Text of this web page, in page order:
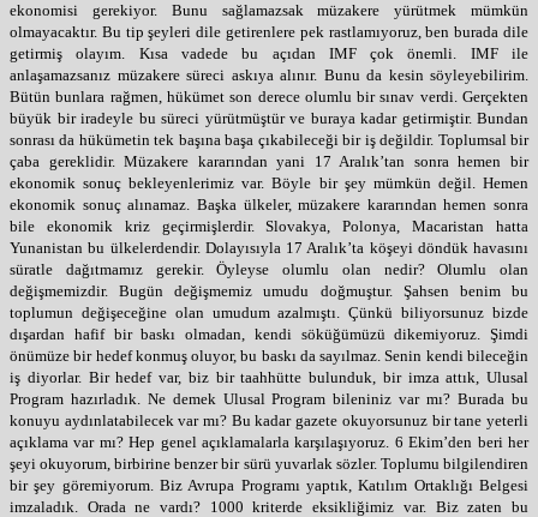
ekonomisi gerekiyor. Bunu sağlamazsak müzakere yürütmek mümkün
olmayacaktır. Bu tip şeyleri dile getirenlere pek rastlamıyoruz, ben burada dile
getirmiş olayım. Kısa vadede bu açıdan IMF çok önemli. IMF ile
anlaşamazsanız müzakere süreci askıya alınır. Bunu da kesin söyleyebilirim.
Bütün bunlara rağmen, hükümet son derece olumlu bir sınav verdi. Gerçekten
büyük bir iradeyle bu süreci yürütmüştür ve buraya kadar getirmiştir. Bundan
sonrası da hükümetin tek başına başa çıkabileceği bir iş değildir. Toplumsal bir
çaba gereklidir. Müzakere kararından yani 17 Aralık’tan sonra hemen bir
ekonomik sonuç bekleyenlerimiz var. Böyle bir şey mümkün değil. Hemen
ekonomik sonuç alınamaz. Başka ülkeler, müzakere kararından hemen sonra
bile ekonomik kriz geçirmişlerdir. Slovakya, Polonya, Macaristan hatta
Yunanistan bu ülkelerdendir. Dolayısıyla 17 Aralık’ta köşeyi döndük havasını
süratle dağıtmamız gerekir. Öyleyse olumlu olan nedir? Olumlu olan
değişmemizdir. Bugün değişmemiz umudu doğmuştur. Şahsen benim bu
toplumun değişeceğine olan umudum azalmıştı. Çünkü biliyorsunuz bizde
dışardan hafif bir baskı olmadan, kendi söküğümüzü dikemiyoruz. Şimdi
önümüze bir hedef konmuş oluyor, bu baskı da sayılmaz. Senin kendi bileceğin
iş diyorlar. Bir hedef var, biz bir taahhütte bulunduk, bir imza attık, Ulusal
Program hazırladık. Ne demek Ulusal Program bileniniz var mı? Burada bu
konuyu aydınlatabilecek var mı? Bu kadar gazete okuyorsunuz bir tane yeterli
açıklama var mı? Hep genel açıklamalarla karşılaşıyoruz. 6 Ekim’den beri her
şeyi okuyorum, birbirine benzer bir sürü yuvarlak sözler. Toplumu bilgilendiren
bir şey göremiyorum. Biz Avrupa Programı yaptık, Katılım Ortaklığı Belgesi
imzaladık. Orada ne vardı? 1000 kriterde eksikliğimiz var. Biz zaten bu